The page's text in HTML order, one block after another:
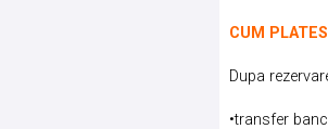
CUM
Dupa
•transfer